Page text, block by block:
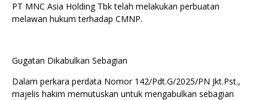
PT MNC Asia Holding Tbk telah melakukan perbuatan
melawan hukum terhadap CMNP.
Gugatan Dikabulkan Sebagian
Dalam perkara perdata Nomor 142/Pdt.G/2025/PN Jkt.Pst.,
majelis hakim memutuskan untuk mengabulkan sebagian